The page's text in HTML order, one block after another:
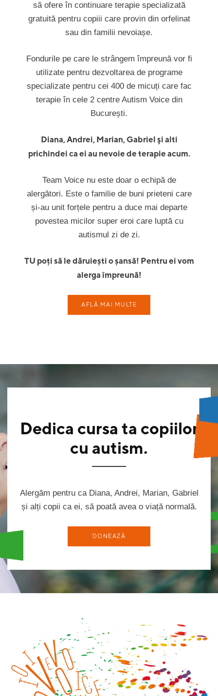
să ofere în continuare terapie specializată
gratuită pentru copiii care provin din orfelinat
sau din familii nevoiașe.
Fondurile pe care le strângem împreună vor fi
utilizate pentru dezvoltarea de programe
specializate pentru cei 400 de micuți care fac
terapie în cele 2 centre Autism Voice din
București.
Diana, Andrei, Marian, Gabriel şi alti
prichindei ca ei au nevoie de terapie acum.
Team Voice nu este doar o echipă de
alergători. Este o familie de buni prieteni care
și-au unit forțele pentru a duce mai departe
povestea micilor super eroi care luptă cu
autismul zi de zi.
TU poți să le dăruiești o șansă! Pentru ei vom
alerga împreună!
AFLĂ MAI MULTE
Dedica cursa ta copiilor
cu autism.
Alergăm pentru ca Diana, Andrei, Marian, Gabriel
și alți copii ca ei, să poată avea o viață normală.
DONEAZĂ